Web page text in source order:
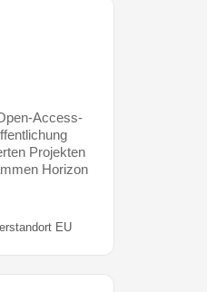
Access-
Projekten
Horizon
EU